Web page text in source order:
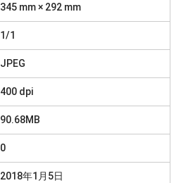
345 mm × 292 mm
1/1
JPEG
400 dpi
90.68MB
0
2018年1月5日